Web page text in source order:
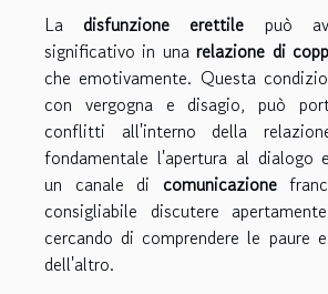
La disfunzione erettile può
significativo in unarelazione di
che emotivamente. Questa
con vergogna e disagio, può
conflitti all'interno della
fondamentale l'apertura al dialogo
un canale di comunicazione
consigliabile discutere
cercando di comprendere le paure
dell'altro.